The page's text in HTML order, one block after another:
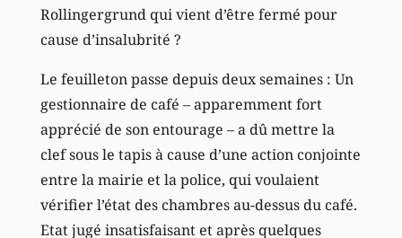
Rollingergrund qui vient d’être fermé pour
cause d’insalubrité ?
Le feuilleton passe depuis deux semaines : Un
gestionnaire de café – apparemment fort
apprécié de son entourage – a dû mettre la
clef sous le tapis à cause d’une action conjointe
entre la mairie et la police, qui voulaient
vérifier l’état des chambres au-dessus du café.
Etat jugé insatisfaisant et après quelques